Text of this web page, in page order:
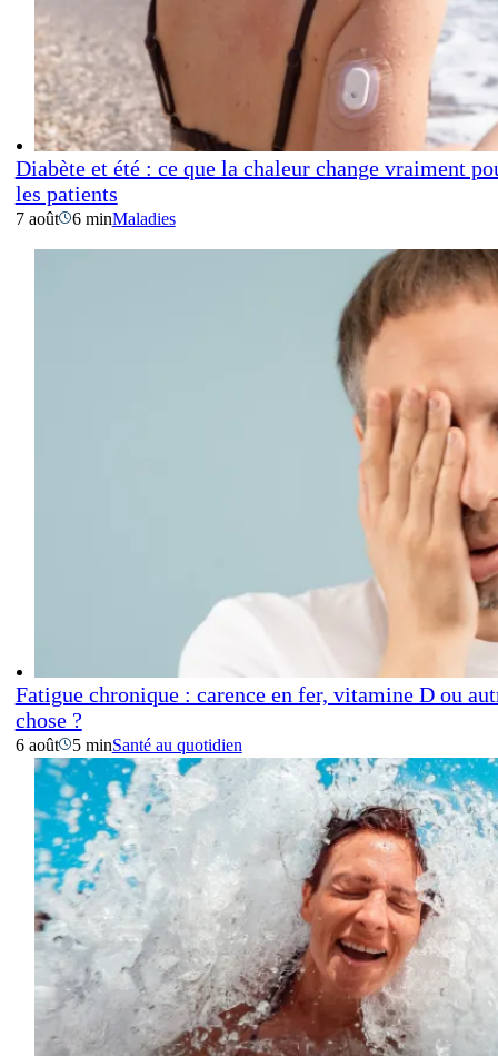
Diabète et été : ce que la chaleur change vraiment
les patients
7 août 6 minMaladies
Fatigue chronique : carence en fer, vitamine D ou
chose ?
6 août 5 minSanté au quotidien